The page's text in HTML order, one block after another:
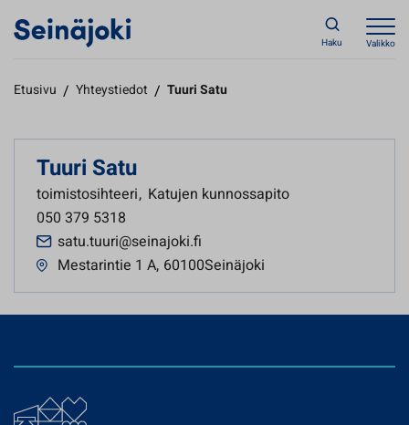
Haku Valikko
Etusivu / Yhteystiedot / Tuuri Satu
Tuuri Satu
toimistosihteeri, Katujen kunnossapito
050 379 5318
satu.tuuri@seinajoki.fi
Mestarintie 1 A, 60100Seinäjoki